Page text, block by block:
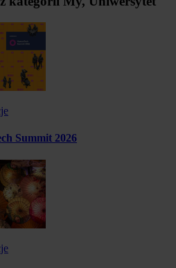
Summit 2026